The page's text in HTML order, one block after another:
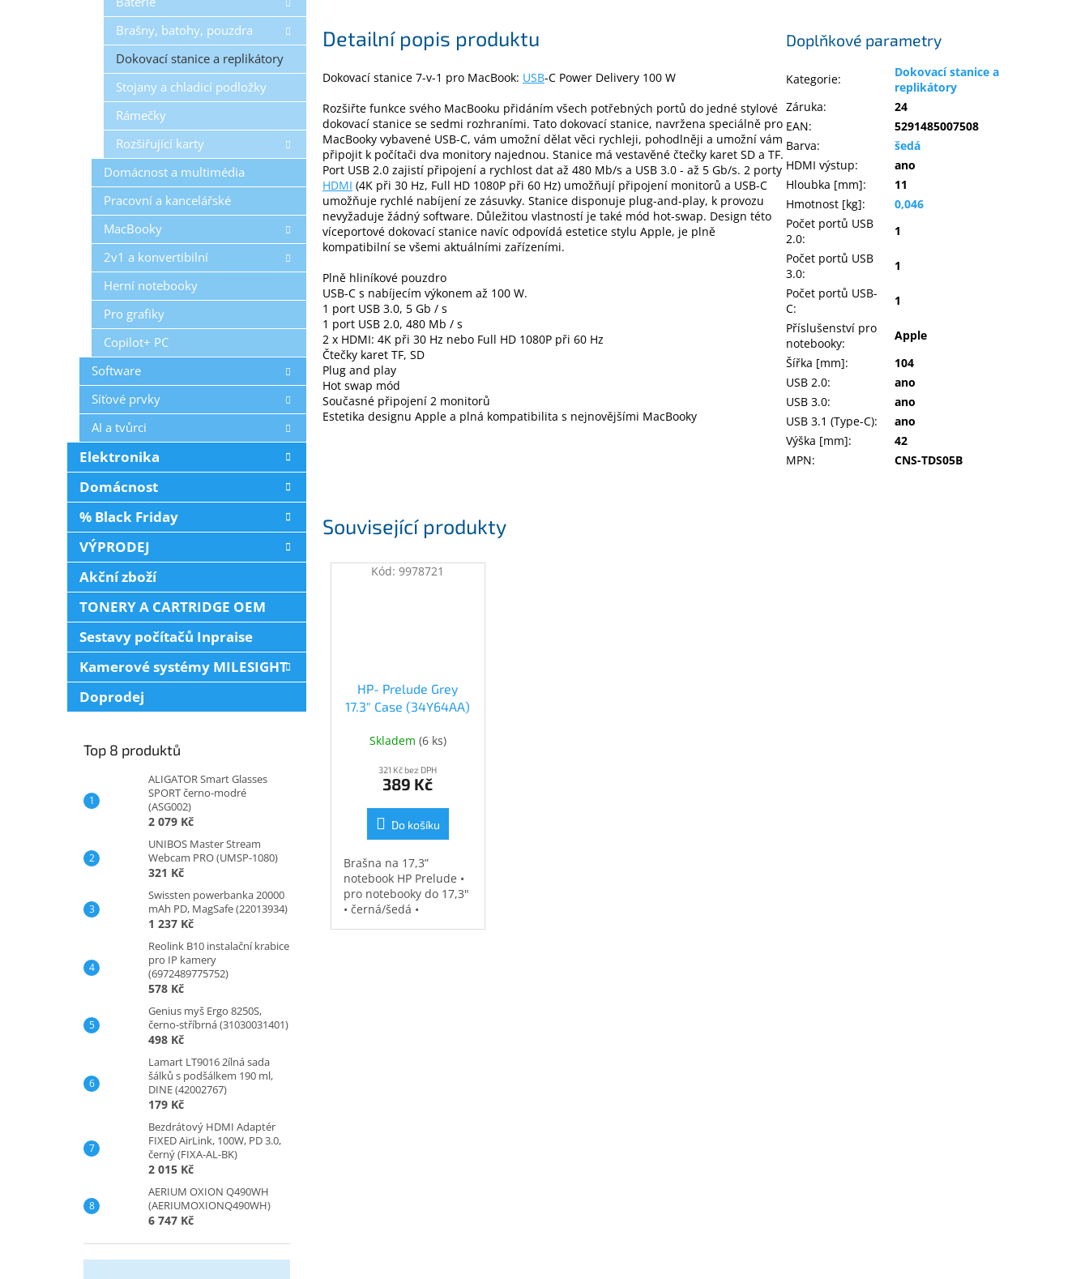
Brašny, batohy, pouzdra
Dokovací stanice a replikátory
Stojany a chladicí podložky
Rámečky
Rozšiřující karty
Domácnost a multimédia
Pracovní a kancelářské
MacBooky
2v1 a konvertibilní
Herní notebooky
Pro grafiky
Copilot+ PC
Software
Síťové prvky
AI a tvůrci
Elektronika
Domácnost
% Black Friday
VÝPRODEJ
Akční zboží
TONERY A CARTRIDGE OEM
Sestavy počítačů Inpraise
Kamerové systémy MILESIGHT
Doprodej
Top 8 produktů
ALIGATOR Smart Glasses
SPORT černo-modré
(ASG002)
2 079 Kč
UNIBOS Master Stream
Webcam PRO (UMSP-1080)
321 Kč
Swissten powerbanka 20000
mAh PD, MagSafe (22013934)
1 237 Kč
Reolink B10 instalační krabice
pro IP kamery
(6972489775752)
578 Kč
Genius myš Ergo 8250S,
černo-stříbrná (31030031401)
498 Kč
Lamart LT9016 2ílná sada
šálků s podšálkem 190 ml,
DINE (42002767)
179 Kč
Bezdrátový HDMI Adaptér
FIXED AirLink, 100W, PD 3.0,
černý (FIXA-AL-BK)
2 015 Kč
AERIUM OXION Q490WH
(AERIUMOXIONQ490WH)
6 747 Kč
Související produkty
HP- Prelude Grey
17.3" Case (34Y64AA)
Skladem (6 ks)
321 Kč bez DPH
389 Kč
Do košíku
Brašna na 17,3”
notebook HP Prelude •
pro notebooky do 17,3"
• černá/šedá •
Kód:9978721
Detailní popis produktu
Dokovací stanice 7-v-1 pro MacBook: USB-C Power Delivery 100 W
Rozšiřte funkce svého MacBooku přidáním všech potřebných portů do jedné stylové
dokovací stanice se sedmi rozhraními. Tato dokovací stanice, navržena speciálně pro
MacBooky vybavené USB-C, vám umožní dělat věci rychleji, pohodlněji a umožní vám
připojit k počítači dva monitory najednou. Stanice má vestavěné čtečky karet SD a TF.
Port USB 2.0 zajistí připojení a rychlost dat až 480 Mb/s a USB 3.0 - až 5 Gb/s. 2 porty
HDMI (4K při 30 Hz, Full HD 1080P při 60 Hz) umožňují připojení monitorů a USB-C
umožňuje rychlé nabíjení ze zásuvky. Stanice disponuje plug-and-play, k provozu
nevyžaduje žádný software. Důležitou vlastností je také mód hot-swap. Design této
víceportové dokovací stanice navíc odpovídá estetice stylu Apple, je plně
kompatibilní se všemi aktuálními zařízeními.
Plně hliníkové pouzdro
USB-C s nabíjecím výkonem až 100 W.
1 port USB 3.0, 5 Gb / s
1 port USB 2.0, 480 Mb / s
2 x HDMI: 4K při 30 Hz nebo Full HD 1080P při 60 Hz
Čtečky karet TF, SD
Plug and play
Hot swap mód
Současné připojení 2 monitorů
Estetika designu Apple a plná kompatibilita s nejnovějšími MacBooky
Doplňkové parametry
Kategorie:
Dokovací stanice a
replikátory
Záruka:
24
EAN:
5291485007508
Barva:
šedá
HDMI výstup:
ano
Hloubka [mm]:
11
Hmotnost [kg]:
0,046
Počet portů USB
2.0:
1
Počet portů USB
3.0:
1
Počet portů USB-
C:
1
Příslušenství pro
notebooky:
Apple
Šířka [mm]:
104
USB 2.0:
ano
USB 3.0:
ano
USB 3.1 (Type-C):
ano
Výška [mm]:
42
MPN: CNS-TDS05B